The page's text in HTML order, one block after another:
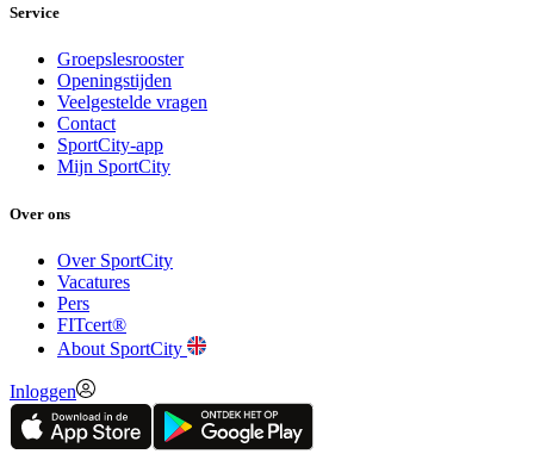
Service
Groepslesrooster
Openingstijden
Veelgestelde vragen
Contact
SportCity-app
Mijn SportCity
Over ons
Over SportCity
Vacatures
Pers
FITcert®
About SportCity
Inloggen